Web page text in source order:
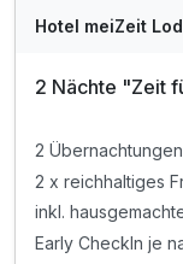
Hotel meiZeit
2 Nächte "Zeit
2 Übernachtungen
2 x reichhaltiges
inkl.
Early CheckIn je